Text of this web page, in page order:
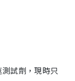
試劑，現時只